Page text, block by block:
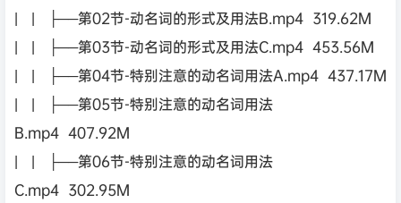
| | ├──第02节-动名词的形式及用法B.mp4 319.62M
| | ├──第03节-动名词的形式及用法C.mp4 453.56M
| | ├──第04节-特别注意的动名词用法A.mp4 437.17M
| | ├──第05节-特别注意的动名词用法
B.mp4 407.92M
| | ├──第06节-特别注意的动名词用法
C.mp4 302.95M